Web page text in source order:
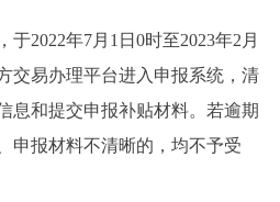
2022年7月1日0时至2023年2月
交易办理平台进入申报系统，清
息和提交申报补贴材料。若逾期
申报材料不清晰的，均不予受